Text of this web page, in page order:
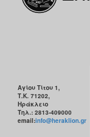
Αγίου Τίτου 1,
Τ.Κ. 71202,
Ηράκλειο
Τηλ.: 2813-409000
email:info@heraklion.gr